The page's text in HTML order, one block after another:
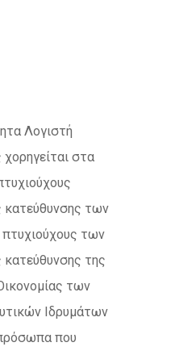
Λογιστή
στα
κατεύθυνσης των
των
της
των
Ιδρυμάτων
που